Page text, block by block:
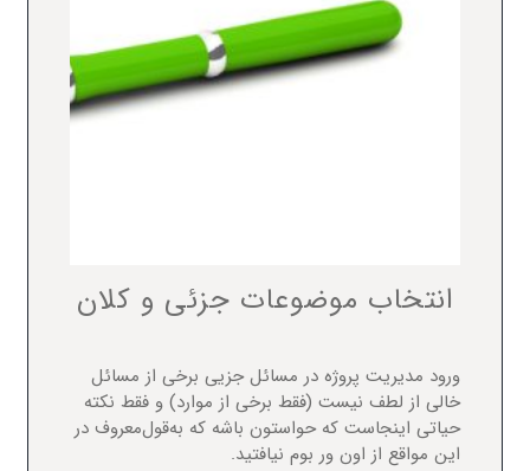
انتخاب موضوعات جزئی و کلان
ورود مدیریت پروژه در مسائل جزیی برخی از مسائل
خالی از لطف نیست (فقط برخی از موارد) و فقط نکته
حیاتی اینجاست که حواستون باشه که به‌قول‌معروف در
این مواقع از اون ور بوم نیافتید.